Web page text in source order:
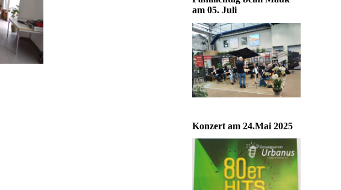
am 05. Juli
Konzert am 24.Mai 2025